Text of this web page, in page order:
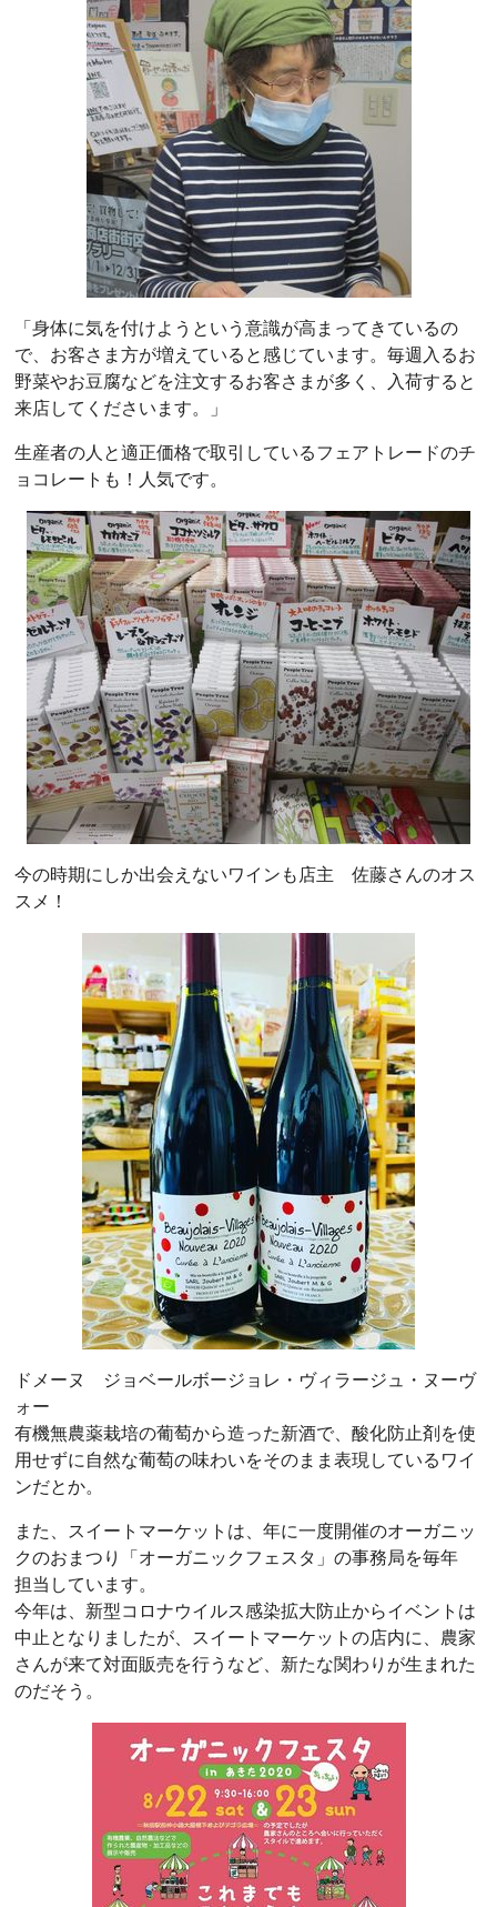
「身体に気を付けようという意識が高まってきているの
で、お客さま方が増えていると感じています。毎週入るお
野菜やお豆腐などを注文するお客さまが多く、入荷すると
来店してくださいます。」
生産者の人と適正価格で取引しているフェアトレードのチ
ョコレートも！人気です。
今の時期にしか出会えないワインも店主 佐藤さんのオス
スメ！
ドメーヌ ジョベールボージョレ・ヴィラージュ・ヌーヴ
ォー
有機無農薬栽培の葡萄から造った新酒で、酸化防止剤を使
用せずに自然な葡萄の味わいをそのまま表現しているワイ
ンだとか。
また、スイートマーケットは、年に一度開催のオーガニッ
クのおまつり「オーガニックフェスタ」の事務局を毎年
担当しています。
今年は、新型コロナウイルス感染拡大防止からイベントは
中止となりましたが、スイートマーケットの店内に、農家
さんが来て対面販売を行うなど、新たな関わりが生まれた
のだそう。